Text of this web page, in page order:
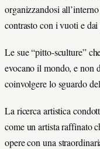
organizzandosi
contrasto con i vuoti e
Le sue “pitto-sculture”
evocano il mondo, e non
coinvolgere lo sguardo
La ricerca artistica
come un artista raffinato
opere con una